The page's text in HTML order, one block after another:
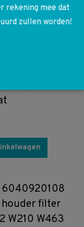
W902
filter
W210 W463
rekening mee dat
zullen worden!